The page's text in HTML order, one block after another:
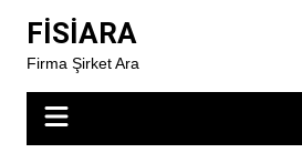
content
FİSİARA
Firma Şirket Ara